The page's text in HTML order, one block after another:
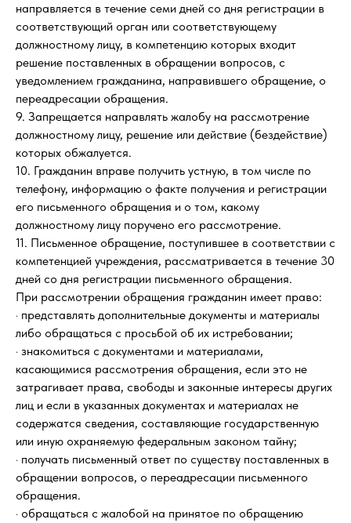
направляется в течение семи дней со дня регистрации в
соответствующий орган или соответствующему
должностному лицу, в компетенцию которых входит
решение поставленных в обращении вопросов, с
уведомлением гражданина, направившего обращение, о
переадресации обращения.
9. Запрещается направлять жалобу на рассмотрение
должностному лицу, решение или действие (бездействие)
которых обжалуется.
10. Гражданин вправе получить устную, в том числе по
телефону, информацию о факте получения и регистрации
его письменного обращения и о том, какому
должностному лицу поручено его рассмотрение.
11. Письменное обращение, поступившее в соответствии с
компетенцией учреждения, рассматривается в течение 30
дней со дня регистрации письменного обращения.
При рассмотрении обращения гражданин имеет право:
· представлять дополнительные документы и материалы
либо обращаться с просьбой об их истребовании;
· знакомиться с документами и материалами,
касающимися рассмотрения обращения, если это не
затрагивает права, свободы и законные интересы других
лиц и если в указанных документах и материалах не
содержатся сведения, составляющие государственную
или иную охраняемую федеральным законом тайну;
· получать письменный ответ по существу поставленных в
обращении вопросов, о переадресации письменного
обращения.
· обращаться с жалобой на принятое по обращению